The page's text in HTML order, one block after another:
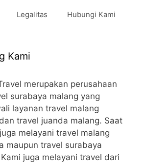
Legalitas Hubungi Kami
Kami
merupakan perusahaan
surabaya malang yang
layanan travel malang
travel juanda malang. Saat
melayani travel malang
maupun travel surabaya
juga melayani travel dari